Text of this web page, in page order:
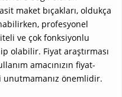
maket bıçakları, oldukça
profesyonel
ve çok fonksiyonlu
olabilir. Fiyat araştırması
amacınızın fiyat-
önemlidir.